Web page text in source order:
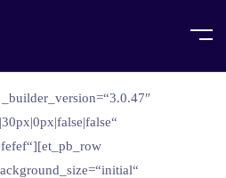
E-Mail benutzen dürfen